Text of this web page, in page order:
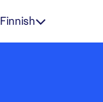
Finnish